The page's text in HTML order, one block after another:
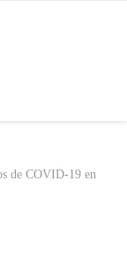
de COVID-19 en